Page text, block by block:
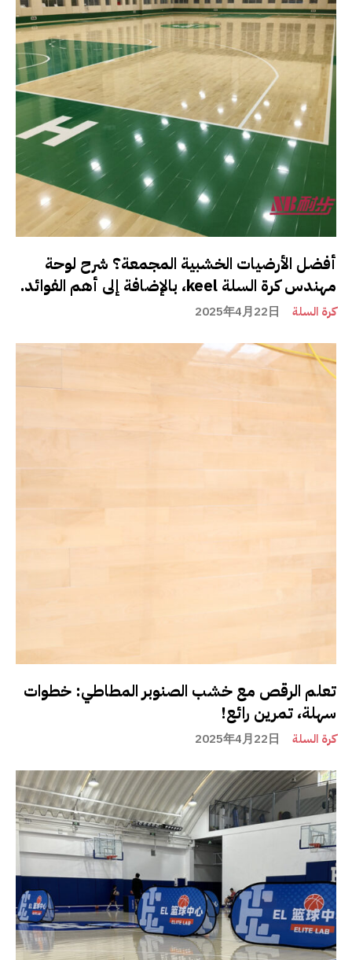
أفضل الأرضيات الخشبية المجمعة؟ شرح لوحة
مهندس كرة السلة keel، بالإضافة إلى أهم الفوائد.
كرة السلة 2025年4月22日
تعلم الرقص مع خشب الصنوبر المطاطي: خطوات
سهلة، تمرين رائع!
كرة السلة 2025年4月22日